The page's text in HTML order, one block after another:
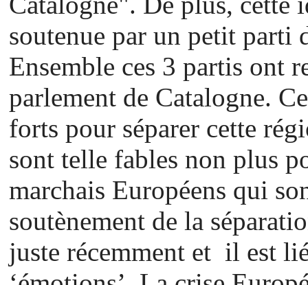
soutenue par un petit parti
Ensemble ces 3 partis ont
parlement de Catalogne.
forts pour séparer cette
sont telle fables non plus
marchais Européens qui
soutènement de la
juste récemment et il est